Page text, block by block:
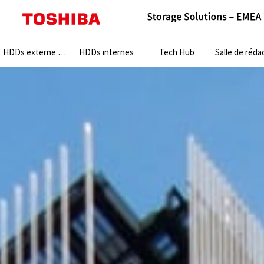
HDDs externe HDDs HDDs internes Tech Hub Salle de
Search: